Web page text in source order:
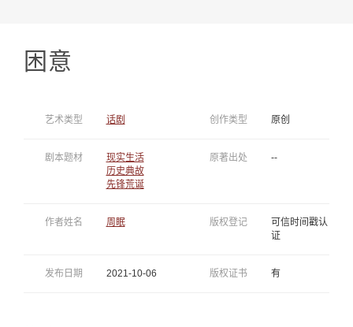
困意
艺术类型 话剧 创作类型 原创
剧本题材
现实生活
历史典故
先锋荒诞
原著出处 --
作者姓名 周眠 版权登记
可信时间戳认
证
发布日期 2021-10-06 版权证书 有